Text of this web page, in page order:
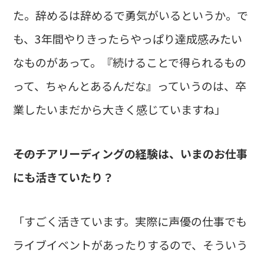
た。辞めるは辞めるで勇気がいるというか。で
も、3年間やりきったらやっぱり達成感みたい
なものがあって。『続けることで得られるもの
って、ちゃんとあるんだな』っていうのは、卒
業したいまだから大きく感じていますね」
――そのチアリーディングの経験は、いまのお仕事
にも活きていたり？
「すごく活きています。実際に声優の仕事でも
ライブイベントがあったりするので、そういう